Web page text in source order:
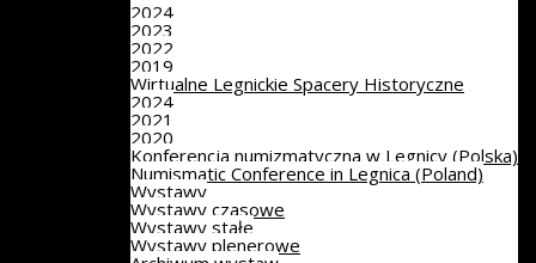
2024
2023
2022
2019
Wirtualne Legnickie Spacery Historyczne
2024
2021
2020
Konferencja numizmatyczna w Legnicy (Polska)
Numismatic Conference in Legnica (Poland)
Wystawy
Wystawy czasowe
Wystawy stałe
Wystawy plenerowe